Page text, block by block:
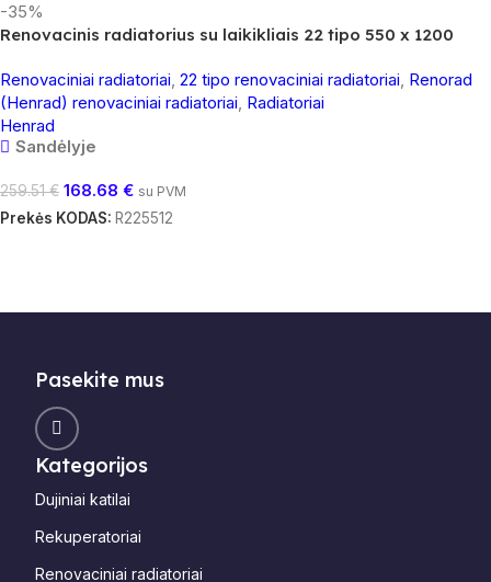
-35%
Renovacinis radiatorius su laikikliais 22 tipo 550 x 1200
Renovaciniai radiatoriai, 22 tipo renovaciniai radiatoriai, Renorad
(Henrad) renovaciniai radiatoriai, Radiatoriai
Henrad
Sandėlyje
259.51€ 168.68 € su PVM
Prekės KODAS: R225512
Pasekite mus
Kategorijos
Dujiniai katilai
Rekuperatoriai
Renovaciniai radiatoriai